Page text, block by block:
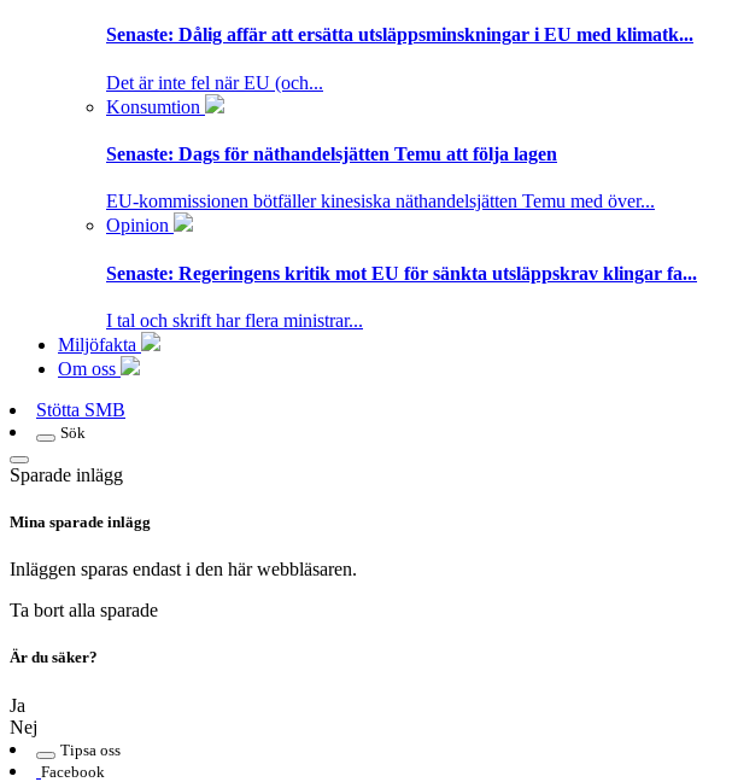
Senaste: Dålig affär att ersätta utsläppsminskningar i EU med klimatk...
Det är inte fel när EU (och...
Konsumtion
Senaste: Dags för näthandelsjätten Temu att följa lagen
EU-kommissionen bötfäller kinesiska näthandelsjätten Temu med över...
Opinion
Senaste: Regeringens kritik mot EU för sänkta utsläppskrav klingar fa...
I tal och skrift har flera ministrar...
Miljöfakta
Om oss
Stötta SMB
Sök
Sparade inlägg
Mina sparade inlägg
Inläggen sparas endast i den här webbläsaren.
Ta bort alla sparade
Är du säker?
Ja
Nej
Tipsa oss
Facebook